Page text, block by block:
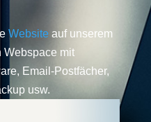
Website auf unserem
Webspace mit
Email-Postfächer,
usw.